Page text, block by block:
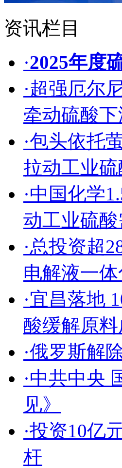
资讯栏目
·2025年度
·超强厄尔
牵动硫酸
·包头依托
拉动工业
·中国化学
动工业硫
·总投资超
电解液一体
·宜昌落地
酸缓解原
·俄罗斯解
·中共中央
见》
·投资10亿
杆